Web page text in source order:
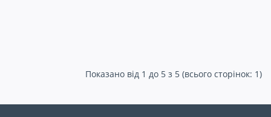
Показано від 1 до 5 з 5 (всього сторінок: 1)